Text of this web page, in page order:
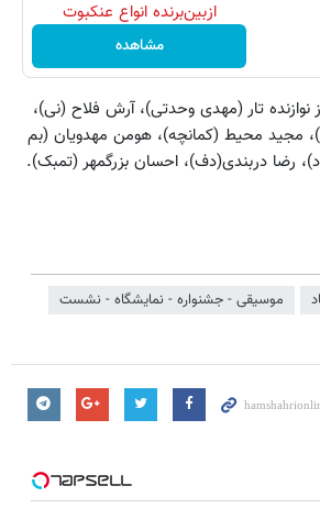
ازبین‌برنده انواع عنکبوت
مشاهده
نوازنده تار (مهدی وحدتی)، آرش فلاح (نی)،
مجید محیط (کمانچه)، هومن مهدویان (بم
رضا دربندی(دف)، احسان بزرگمهر (تمبک).
موسیقی - جشنواره - نمایشگاه - نشست